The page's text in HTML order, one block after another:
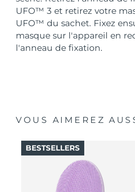
UFO™ 3 et retirez votre
UFO™ du sachet. Fixez
masque sur l'appareil en
l'anneau de fixation.
VOUS AIMEREZ
BESTSELLERS